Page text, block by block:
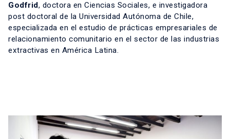
Godfrid, doctora en Ciencias Sociales, e investigadora
post doctoral de la Universidad Autónoma de Chile,
especializada en el estudio de prácticas empresariales de
relacionamiento comunitario en el sector de las industrias
extractivas en América Latina.